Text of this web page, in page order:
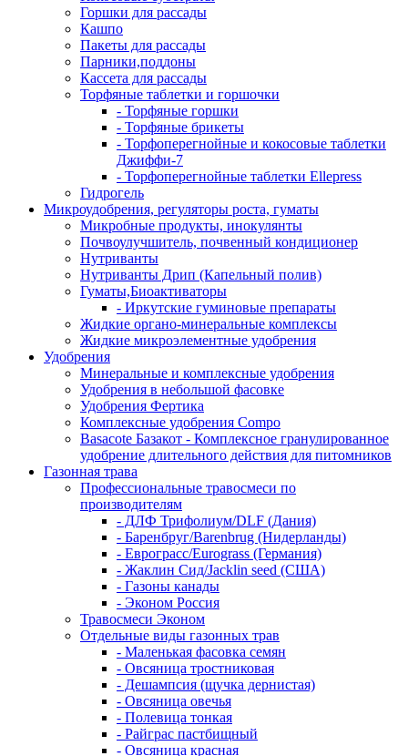
Горшки для рассады
Кашпо
Пакеты для рассады
Парники,поддоны
Кассета для рассады
Торфяные таблетки и горшочки
- Торфяные горшки
- Торфяные брикеты
- Торфоперегнойные и кокосовые таблетки
Джиффи-7
- Торфоперегнойные таблетки Ellepress
Гидрогель
Микроудобрения, регуляторы роста, гуматы
Микробные продукты, инокулянты
Почвоулучшитель, почвенный кондиционер
Нутриванты
Нутриванты Дрип (Капельный полив)
Гуматы,Биоактиваторы
- Иркутские гуминовые препараты
Жидкие органо-минеральные комплексы
Жидкие микроэлементные удобрения
Удобрения
Минеральные и комплексные удобрения
Удобрения в небольшой фасовке
Удобрения Фертика
Комплексные удобрения Compo
Basacote Базакот - Комплексное гранулированное
удобрение длительного действия для питомников
Газонная трава
Профессиональные травосмеси по
производителям
- ДЛФ Трифолиум/DLF (Дания)
- Баренбруг/Barenbrug (Нидерланды)
- Еврограсс/Eurograss (Германия)
- Жаклин Сид/Jacklin seed (США)
- Газоны канады
- Эконом Россия
Травосмеси Эконом
Отдельные виды газонных трав
- Маленькая фасовка семян
- Овсяница тростниковая
- Дешампсия (щучка дернистая)
- Овсяница овечья
- Полевица тонкая
- Райграс пастбищный
- Овсяница красная